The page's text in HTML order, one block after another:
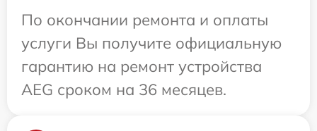
По окончании ремонта и оплаты
услуги Вы получите официальную
гарантию на ремонт устройства
AEG сроком на 36 месяцев.